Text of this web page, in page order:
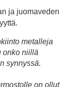
ja juomaveden
metalleja
onko niillä
synnyssä.
on ollut